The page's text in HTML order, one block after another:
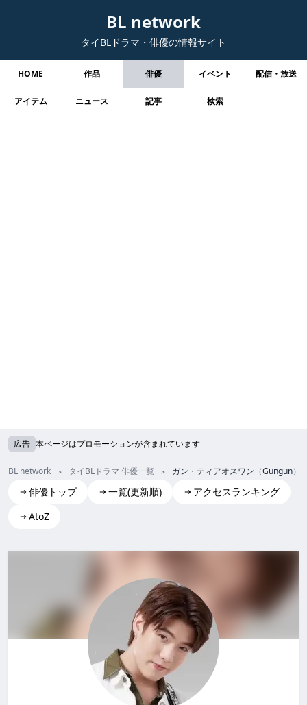
BL network
タイBLドラマ・俳優の情報サイト
HOME 作品 俳優 イベント 配信・放送
アイテム ニュース 記事 検索
広告 本ページはプロモーションが含まれています
BL network タイBLドラマ 俳優一覧 ガン・ティアオスワン（Gungun）
俳優トップ 一覧(更新順)
アクセスランキング
AtoZ
Gun Tieosuwan(Gungun)
ガン・ティアオスワン (Gungun)